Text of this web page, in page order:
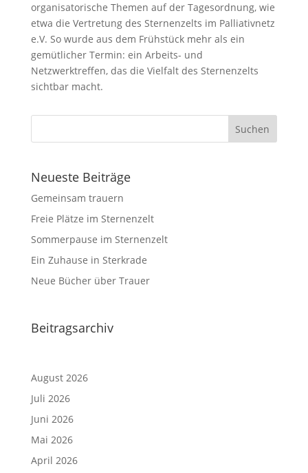
organisatorische Themen auf der Tagesordnung, wie
etwa die Vertretung des Sternenzelts im Palliativnetz
e.V. So wurde aus dem Frühstück mehr als ein
gemütlicher Termin: ein Arbeits- und
Netzwerktreffen, das die Vielfalt des Sternenzelts
sichtbar macht.
Neueste Beiträge
Gemeinsam trauern
Freie Plätze im Sternenzelt
Sommerpause im Sternenzelt
Ein Zuhause in Sterkrade
Neue Bücher über Trauer
Beitragsarchiv
August 2026
Juli 2026
Juni 2026
Mai 2026
April 2026